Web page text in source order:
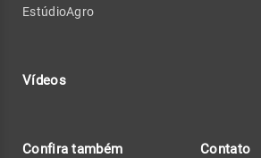
EstúdioAgro
Vídeos
Confira também Contato